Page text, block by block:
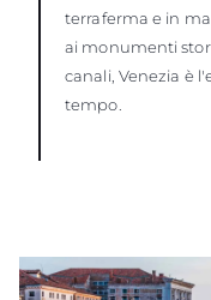
terraferma e in
ai monumenti
canali, Venezia è
tempo.